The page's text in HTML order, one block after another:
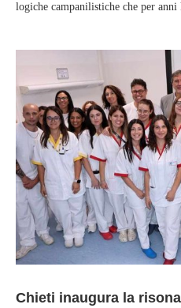
logiche campanilistiche che per
Chieti inaugura la